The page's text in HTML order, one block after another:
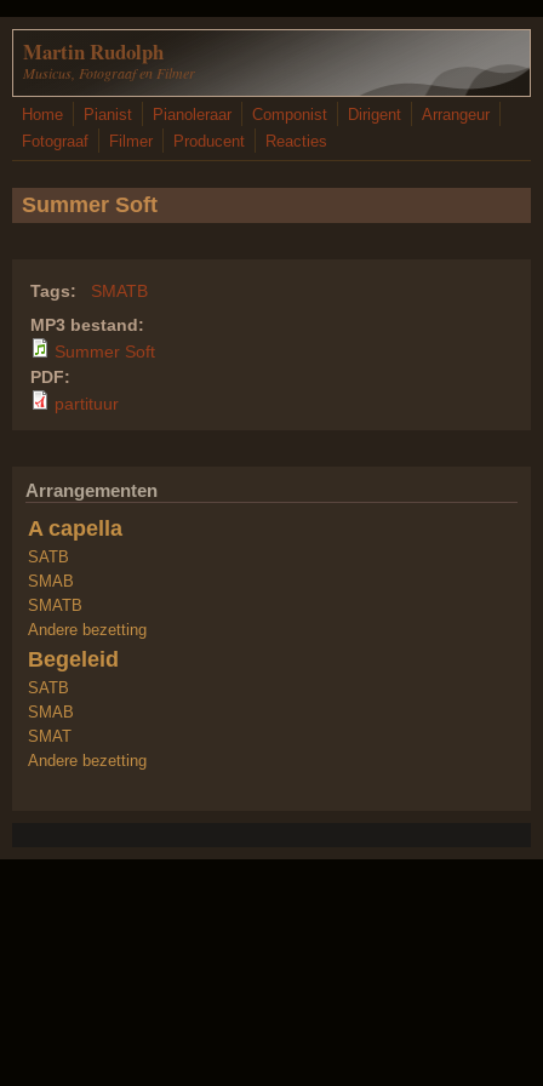
Overslaan en naar de inhoud gaan
Martin Rudolph
Musicus, Fotograaf en Filmer
Home Pianist Pianoleraar Componist Dirigent
Arrangeur
Fotograaf
Filmer Producent Reacties
Summer Soft
Tags:
SMATB
MP3 bestand:
Summer Soft
PDF:
partituur
Arrangementen
A capella
SATB
SMAB
SMATB
Andere bezetting
Begeleid
SATB
SMAB
SMAT
Andere bezetting